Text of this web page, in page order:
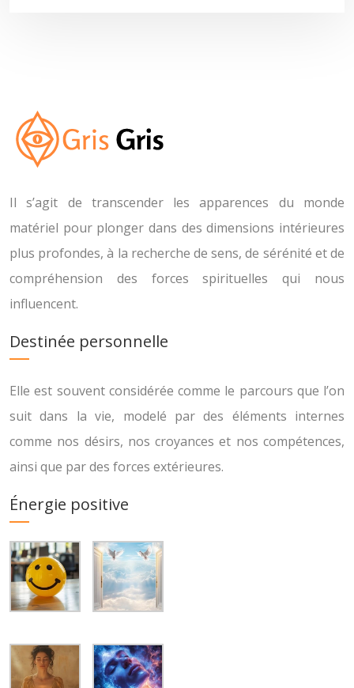
Il s’agit de transcender les apparences du monde
matériel pour plonger dans des dimensions intérieures
plus profondes, à la recherche de sens, de sérénité et de
compréhension des forces spirituelles qui nous
influencent.
Destinée personnelle
Elle est souvent considérée comme le parcours que l’on
suit dans la vie, modelé par des éléments internes
comme nos désirs, nos croyances et nos compétences,
ainsi que par des forces extérieures.
Énergie positive